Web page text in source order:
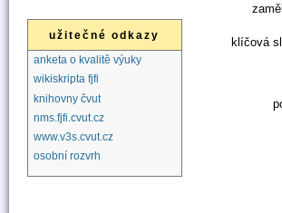
klíčová
užitečné odkazy
anketa o kvalitě výuky
wikiskripta fjfi
knihovny čvut
nms.fjfi.cvut.cz
www.v3s.cvut.cz
osobní rozvrh